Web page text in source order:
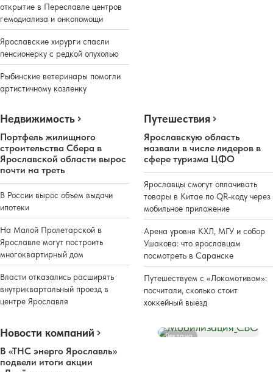
открытие в Переславле центров
гемодиализа и онкопомощи
Ярославские хирурги спасли
пенсионерку с редкой опухолью
Рыбинские ветеринары помогли
артистичному козленку
Недвижимость
Портфель жилищного
строительства Сбера в
Ярославской области вырос
почти на треть
В России вырос объем выдачи
ипотеки
На Малой Пролетарской в
Ярославле могут построить
многоквартирный дом
Власти отказались расширять
внутриквартальный проезд в
центре Ярославля
Путешествия
Ярославскую область
назвали в числе лидеров в
сфере туризма ЦФО
Ярославцы смогут оплачивать
товары в Китае по QR-коду через
мобильное приложение
Арена уровня КХЛ, МГУ и собор
Ушакова: что ярославцам
посмотреть в Саранске
Путешествуем с «Локомотивом»:
посчитали, сколько стоит
хоккейный выезд
Новости компаний
В «ТНС энерго Ярославль»
подвели итоги акции
Реклама